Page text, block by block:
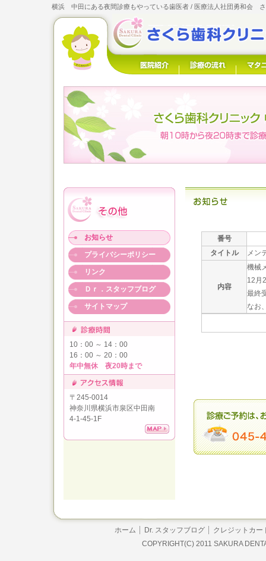
横浜 中田にある夜間診療もやっている歯医者 / 医療法人社団勇和会
お知らせ
プライバシーポリシー
リンク
Ｄｒ．スタッフブログ
サイトマップ
10：00 ～ 14：00
16：00 ～ 20：00
年中無休 夜20時まで
〒245-0014
神奈川県横浜市泉区中田南
4-1-45-1F
番号
タイトル
メン
内容
機械
12月
最終
なお
ホーム Dr. スタッフブログ
クレジットカー
COPYRIGHT(C) 2011 SAKURA